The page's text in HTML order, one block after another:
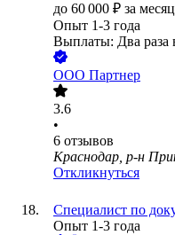
до 60 000 ₽ за
Опыт 1-3 года
Выплаты: Два раза
ООО Партнер
3.6
•
6 отзывов
Краснодар, р-н
Откликнуться
Специалист по
Опыт 1-3 года